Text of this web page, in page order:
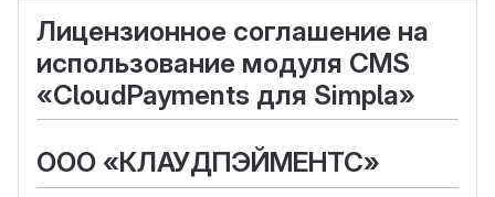
Лицензионное соглашение на
использование модуля CMS
«CloudPayments для Simpla»
ООО «КЛАУДПЭЙМЕНТС»